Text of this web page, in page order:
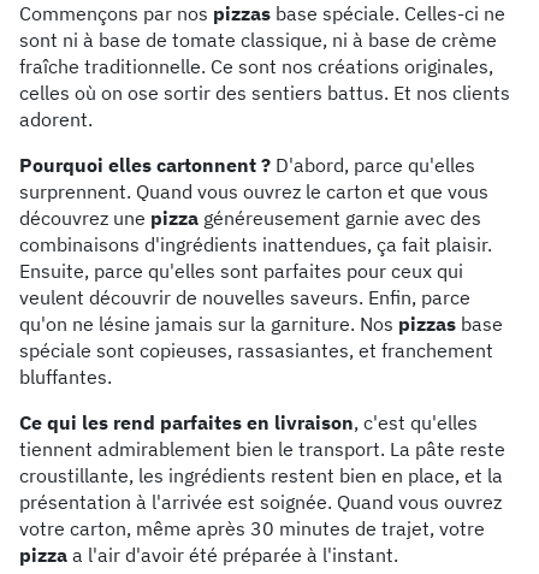
Commençons par nos pizzas base spéciale. Celles-ci ne
sont ni à base de tomate classique, ni à base de crème
fraîche traditionnelle. Ce sont nos créations originales,
celles où on ose sortir des sentiers battus. Et nos clients
adorent.
Pourquoi elles cartonnent ? D'abord, parce qu'elles
surprennent. Quand vous ouvrez le carton et que vous
découvrez une pizza généreusement garnie avec des
combinaisons d'ingrédients inattendues, ça fait plaisir.
Ensuite, parce qu'elles sont parfaites pour ceux qui
veulent découvrir de nouvelles saveurs. Enfin, parce
qu'on ne lésine jamais sur la garniture. Nos pizzas base
spéciale sont copieuses, rassasiantes, et franchement
bluffantes.
Ce qui les rend parfaites en livraison, c'est qu'elles
tiennent admirablement bien le transport. La pâte reste
croustillante, les ingrédients restent bien en place, et la
présentation à l'arrivée est soignée. Quand vous ouvrez
votre carton, même après 30 minutes de trajet, votre
pizza a l'air d'avoir été préparée à l'instant.